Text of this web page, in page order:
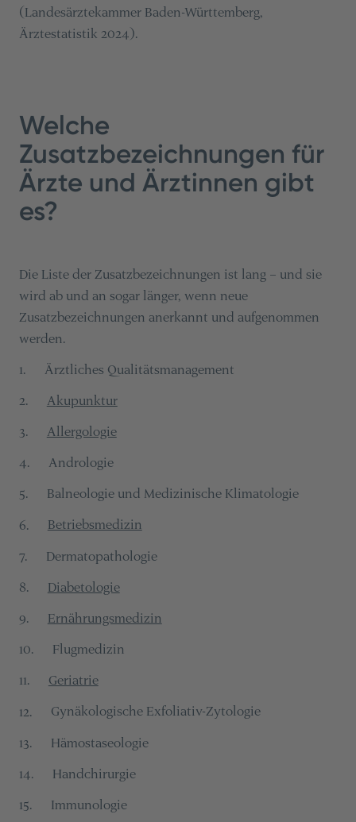
(Landesärztekammer Baden-Württemberg,
Ärztestatistik 2024).
Welche
Zusatzbezeichnungen für
Ärzte und Ärztinnen gibt
es?
Die Liste der Zusatzbezeichnungen ist lang – und sie
wird ab und an sogar länger, wenn neue
Zusatzbezeichnungen anerkannt und aufgenommen
werden.
1.
Ärztliches Qualitätsmanagement
2.
Akupunktur
3.
Allergologie
4.
Andrologie
5.
Balneologie und Medizinische Klimatologie
6.
Betriebsmedizin
7.
Dermatopathologie
8.
Diabetologie
9.
Ernährungsmedizin
10.
Flugmedizin
11.
Geriatrie
12.
Gynäkologische Exfoliativ-Zytologie
13.
Hämostaseologie
14.
Handchirurgie
15.
Immunologie